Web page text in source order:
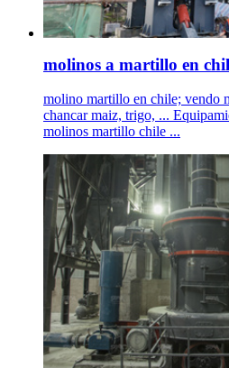
molinos a martillo en
molino martillo en chile; vendo
chancar maiz, trigo, ...
molinos martillo chile ...